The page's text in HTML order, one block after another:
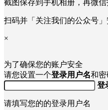
截图保存到手机相册，再微
扫码并「关注我们的公众号
×
为了确保您的账户安全
请您设置一个登录用户名和密
登
请填写您的的登录用户名